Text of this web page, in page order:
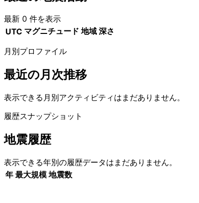
最新 0 件を表示
UTC マグニチュード 地域 深さ
月別プロファイル
最近の月次推移
表示できる月別アクティビティはまだありません。
履歴スナップショット
地震履歴
表示できる年別の履歴データはまだありません。
年 最大規模 地震数